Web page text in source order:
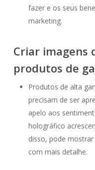
fazer e os seus
marketing.
Criar imagens
produtos de
Produtos de alta
precisam de ser
apelo aos
holográfico
disso, pode
com mais detalhe.